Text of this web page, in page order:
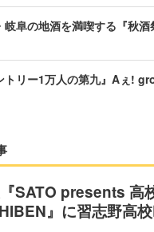
岐阜の地酒を満喫する『秋
トリー1万人の第九』Aぇ!
SATO presents 高
』に習志野高